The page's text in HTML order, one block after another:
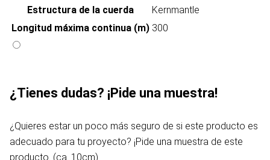
Estructura de la cuerda
Kernmantle
Longitud máxima continua (m) 300
¿Tienes dudas? ¡Pide una muestra!
¿Quieres estar un poco más seguro de si este producto es
adecuado para tu proyecto? ¡Pide una muestra de este
producto. (ca. 10cm)